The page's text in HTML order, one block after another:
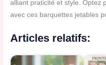
alliant praticité et style. Optez
avec ces barquettes jetables
Articles relatifs: